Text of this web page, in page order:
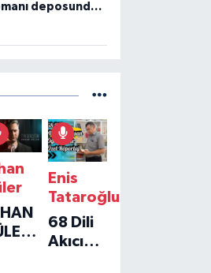
deposunda
Enis
Tataroğlu
68 Dili
Akıcı